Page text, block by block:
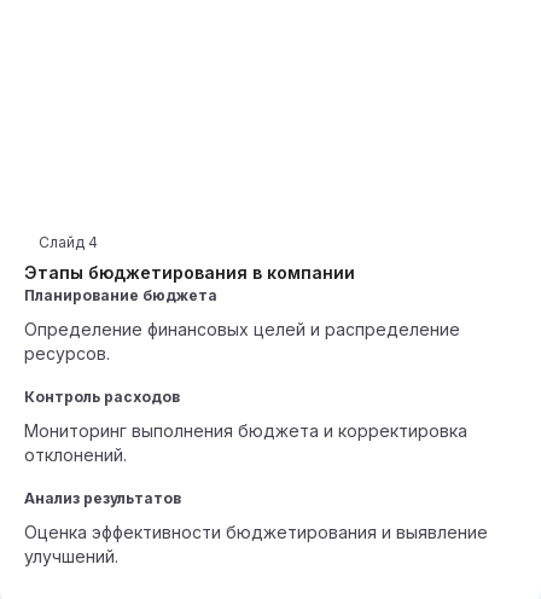
Этапы бюджетирования в компании
Слайд 4
Планирование бюджета
Определение финансовых целей и распределение
ресурсов.
Контроль расходов
Мониторинг выполнения бюджета и корректировка
отклонений.
Анализ результатов
Оценка эффективности бюджетирования и выявление
улучшений.